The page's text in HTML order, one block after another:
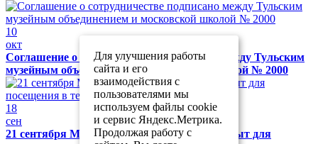
10
окт
Соглашение о сотрудничестве подписано между Тульским
музейным объединением и московской школой № 2000
18
сен
21 сентября Музей обороны Тулы будет закрыт для
Для улучшения работы
сайта и его
взаимодействия с
пользователями мы
используем файлы cookie
и сервис Яндекс.Метрика.
Продолжая работу с